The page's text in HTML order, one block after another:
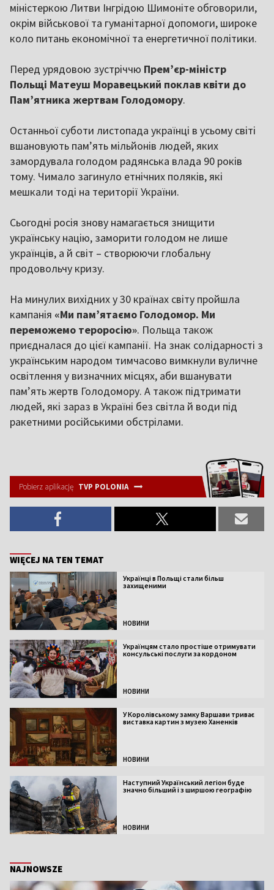
міністеркою Литви Інгрідою Шимоніте обговорили,
окрім військової та гуманітарної допомоги, широке
коло питань економічної та енергетичної політики.
Перед урядовою зустріччю Прем’єр-міністр
Польщі Матеуш Моравецький поклав квіти до
Пам’ятника жертвам Голодомору.
Останньої суботи листопада українці в усьому світі
вшановують пам’ять мільйонів людей, яких
замордувала голодом радянська влада 90 років
тому. Чимало загинуло етнічних поляків, які
мешкали тоді на території України.
Сьогодні росія знову намагається знищити
українську націю, заморити голодом не лише
українців, а й світ – створюючи глобальну
продовольчу кризу.
На минулих вихідних у 30 країнах світу пройшла
кампанія «Ми пам’ятаємо Голодомор. Ми
переможемо тероросію». Польща також
приєдналася до цієї кампанії. На знак солідарності з
українським народом тимчасово вимкнули вуличне
освітлення у визначних місцях, аби вшанувати
пам’ять жертв Голодомору. А також підтримати
людей, які зараз в Україні без світла й води під
ракетними російськими обстрілами.
Pobierz aplikację TVP POLONIA
WIĘCEJ NA TEN TEMAT
Українці в Польщі стали більш
захищеними
НОВИНИ
Українцям стало простіше отримувати
консульські послуги за кордоном
НОВИНИ
У Королівському замку Варшави триває
виставка картин з музею Ханенків
НОВИНИ
Наступний Український легіон буде
значно більший і з ширшою географію
НОВИНИ
NAJNOWSZE